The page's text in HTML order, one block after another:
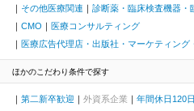
その他医療関連
診断薬・臨床検査機器・
CMO
医療コンサルティング
医療広告代理店・出版社・マーケティング
ほかのこだわり条件で探す
第二新卒歓迎 外資系企業 年間休日120